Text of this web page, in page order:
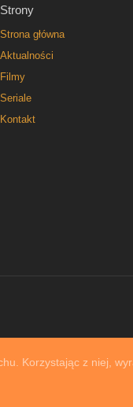
Korzystając z niej,
Strony
Strona główna
Aktualności
Filmy
Seriale
Kontakt